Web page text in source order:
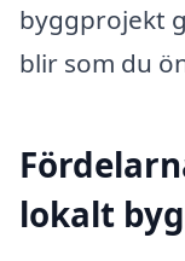
byggprojekt
blir som du
lokalt